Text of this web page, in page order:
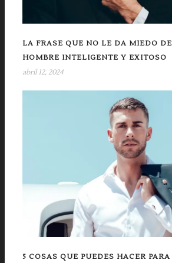
LA FRASE QUE NO LE DA MIEDO
HOMBRE INTELIGENTE Y EXITOSO
abril 12, 2024
5 COSAS QUE PUEDES HACER